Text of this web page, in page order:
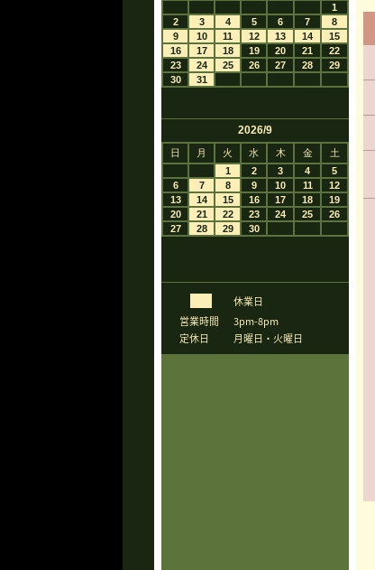
休業日
営業時間
3pm-8pm
定休日
月曜日・火曜日